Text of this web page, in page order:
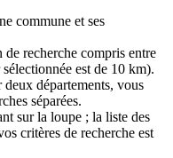
commune et ses
recherche compris entre
est de 10 km).
départements, vous
séparées.
sur la loupe ; la liste des
critères de recherche est